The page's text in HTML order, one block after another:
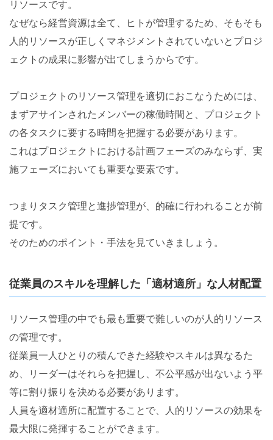
リソースです。
なぜなら経営資源は全て、ヒトが管理するため、そもそも
人的リソースが正しくマネジメントされていないとプロジ
ェクトの成果に影響が出てしまうからです。
プロジェクトのリソース管理を適切におこなうためには、
まずアサインされたメンバーの稼働時間と、プロジェクト
の各タスクに要する時間を把握する必要があります。
これはプロジェクトにおける計画フェーズのみならず、実
施フェーズにおいても重要な要素です。
つまりタスク管理と進捗管理が、的確に行われることが前
提です。
そのためのポイント・手法を見ていきましょう。
従業員のスキルを理解した「適材適所」な人材配置
リソース管理の中でも最も重要で難しいのが人的リソース
の管理です。
従業員一人ひとりの積んできた経験やスキルは異なるた
め、リーダーはそれらを把握し、不公平感が出ないよう平
等に割り振りを決める必要があります。
人員を適材適所に配置することで、人的リソースの効果を
最大限に発揮することができます。